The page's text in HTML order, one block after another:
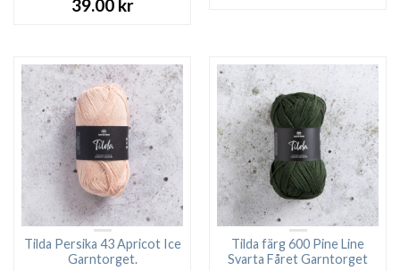
39.00 kr
Tilda Persika 43 Apricot Ice
Garntorget.
Tilda färg 600 Pine Line
Svarta Fåret Garntorget